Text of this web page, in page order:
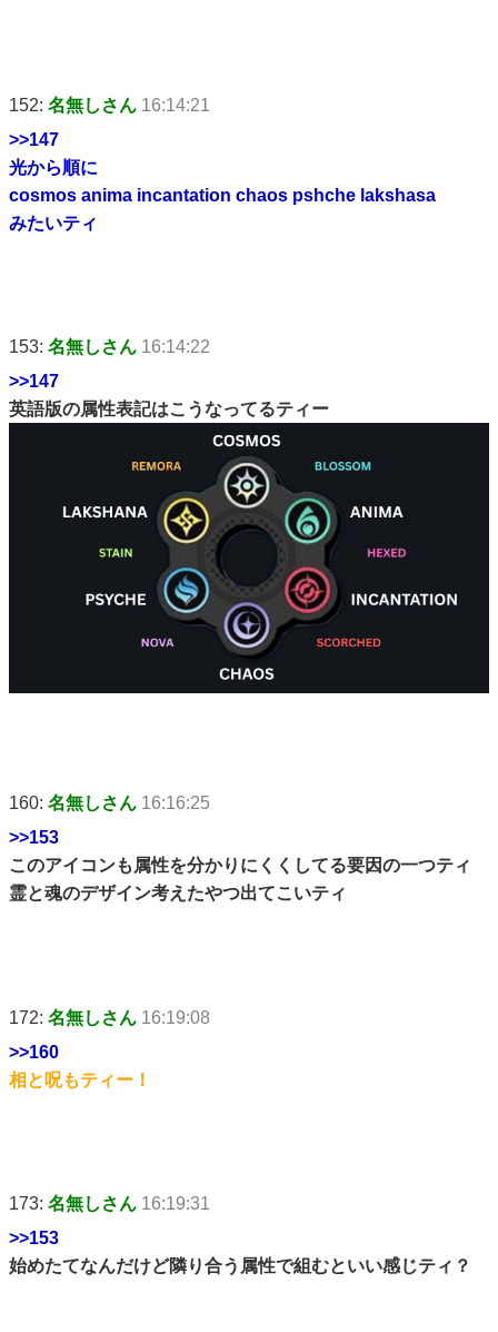
152: 名無しさん 16:14:21
>>147
光から順に
cosmos anima incantation chaos pshche lakshasa
みたいティ
153: 名無しさん 16:14:22
>>147
英語版の属性表記はこうなってるティー
160: 名無しさん 16:16:25
>>153
このアイコンも属性を分かりにくくしてる要因の一つティ
霊と魂のデザイン考えたやつ出てこいティ
172: 名無しさん 16:19:08
>>160
相と呪もティー！
173: 名無しさん 16:19:31
>>153
始めたてなんだけど隣り合う属性で組むといい感じティ？